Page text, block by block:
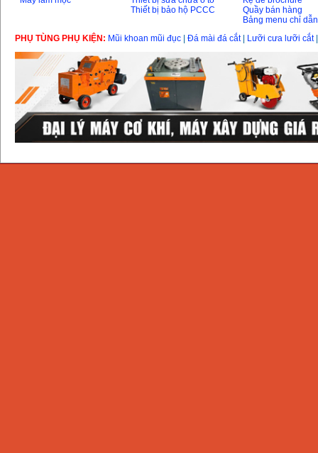
Thiết bị bảo hộ PCCC
Quầy bán hàng
Bảng menu chỉ dẫn
PHỤ TÙNG PHỤ KIỆN: Mũi khoan mũi đục Đá mài đá cắt| Lưỡi cưa lưỡi cắt